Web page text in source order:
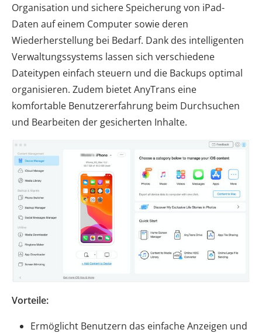
Organisation und sichere Speicherung von iPad-
Daten auf einem Computer sowie deren
Wiederherstellung bei Bedarf. Dank des intelligenten
Verwaltungssystems lassen sich verschiedene
Dateitypen einfach steuern und die Backups optimal
organisieren. Zudem bietet AnyTrans eine
komfortable Benutzererfahrung beim Durchsuchen
und Bearbeiten der gesicherten Inhalte.
Vorteile:
Ermöglicht Benutzern das einfache Anzeigen und